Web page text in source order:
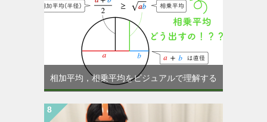
相加平均，相乗平均をビジュアルで理解する